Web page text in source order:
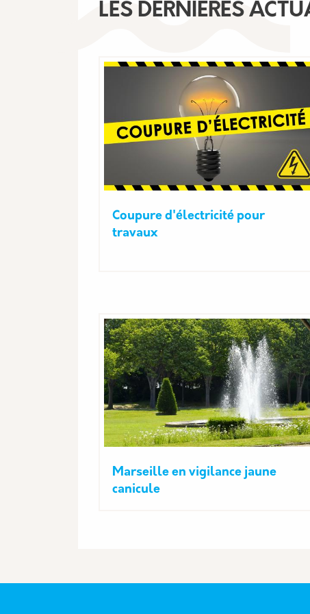
LES DERNIÈRES
Coupure d'électricité pour
travaux
Marseille en vigilance jaune
canicule